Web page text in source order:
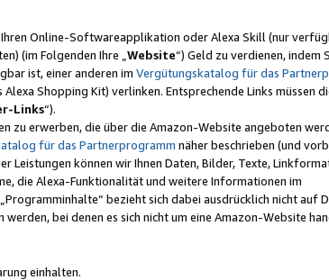
Online-Softwareapplikation oder Alexa Skill (nur
(im Folgenden Ihre „ Website“) Geld zu verdienen, indem
ist, einer anderen im Vergütungskatalog für das
Shopping Kit) verlinken. Entsprechende Links müssen
Links“).
zu erwerben, die über die Amazon-Website angeboten
für das Partnerprogramm näher beschrieben (und
können wir Ihnen Daten, Bilder, Texte,
die Alexa-Funktionalität und weitere Informationen im
bezieht sich dabei ausdrücklich nicht auf
bei denen es sich nicht um eine Amazon-Website
einhalten.